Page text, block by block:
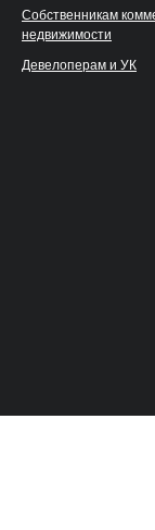
Собственникам
недвижимости
Девелоперам и УК